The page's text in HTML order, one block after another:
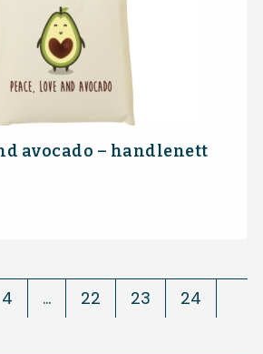
avocado – handlenett
4 … 22 23
24